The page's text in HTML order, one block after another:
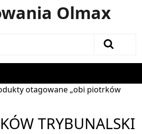
Olmax
otagowane „obi piotrków
TRYBUNALSKI